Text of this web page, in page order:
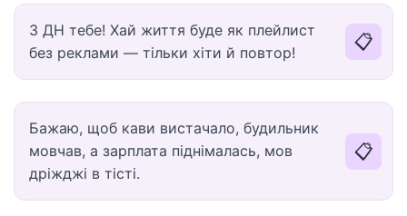
З ДН тебе! Хай життя буде як плейлист
без реклами — тільки хіти й повтор!
📋
Бажаю, щоб кави вистачало, будильник
мовчав, а зарплата піднімалась, мов
дріжджі в тісті.
📋